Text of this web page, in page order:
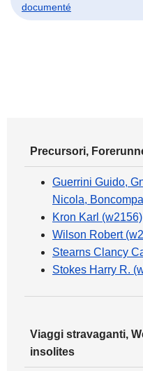
documenté
Precursori,
Guerrini Guido,
Nicola,
Kron Karl (w2156)
Wilson Robert
Stearns Clancy
Stokes Harry R.
Viaggi stravaganti,
insolites